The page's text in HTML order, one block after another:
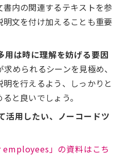
内の関連するテキストを参
文を付け加えることも重要
用は時に理解を妨げる要因
求められるシーンを見極め、
を行えるよう、しっかりと
と良いでしょう。
用したい、ノーコードツ
」の資料はこち